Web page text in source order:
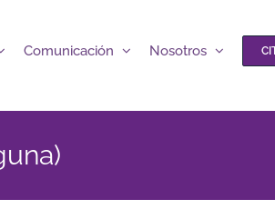
Comunicación Nosotros